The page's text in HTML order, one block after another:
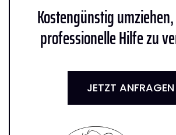
Kostengünstig
professionelle Hilfe zu
JETZT ANFRAGEN